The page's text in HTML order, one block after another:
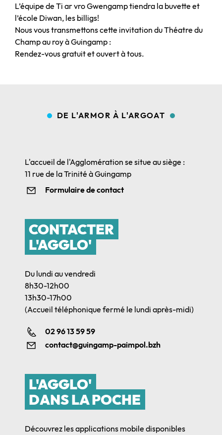
L’équipe de Ti ar vro Gwengamp tiendra la buvette et
l’école Diwan, les billigs!
Nous vous transmettons cette invitation du Théatre du
Champ au roy à Guingamp :
Rendez-vous gratuit et ouvert à tous.
DE L'ARMOR À L'ARGOAT
L'accueil de l'Agglomération se situe au siège :
11 rue de la Trinité à Guingamp
Formulaire de contact
CONTACTER
L'AGGLO'
Du lundi au vendredi
8h30-12h00
13h30-17h00
(Accueil téléphonique fermé le lundi après-midi)
02 96 13 59 59
contact@guingamp-paimpol.bzh
L'AGGLO'
DANS LA POCHE
Découvrez les applications mobile disponibles